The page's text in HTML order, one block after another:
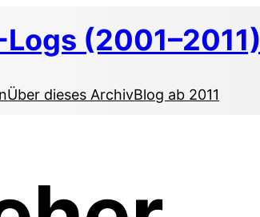
(2001–2011)
Über dieses ArchivBlog ab 2011